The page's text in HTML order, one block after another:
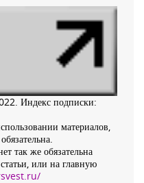
Индекс подписки:
материалов,
так же обязательна
или на главную